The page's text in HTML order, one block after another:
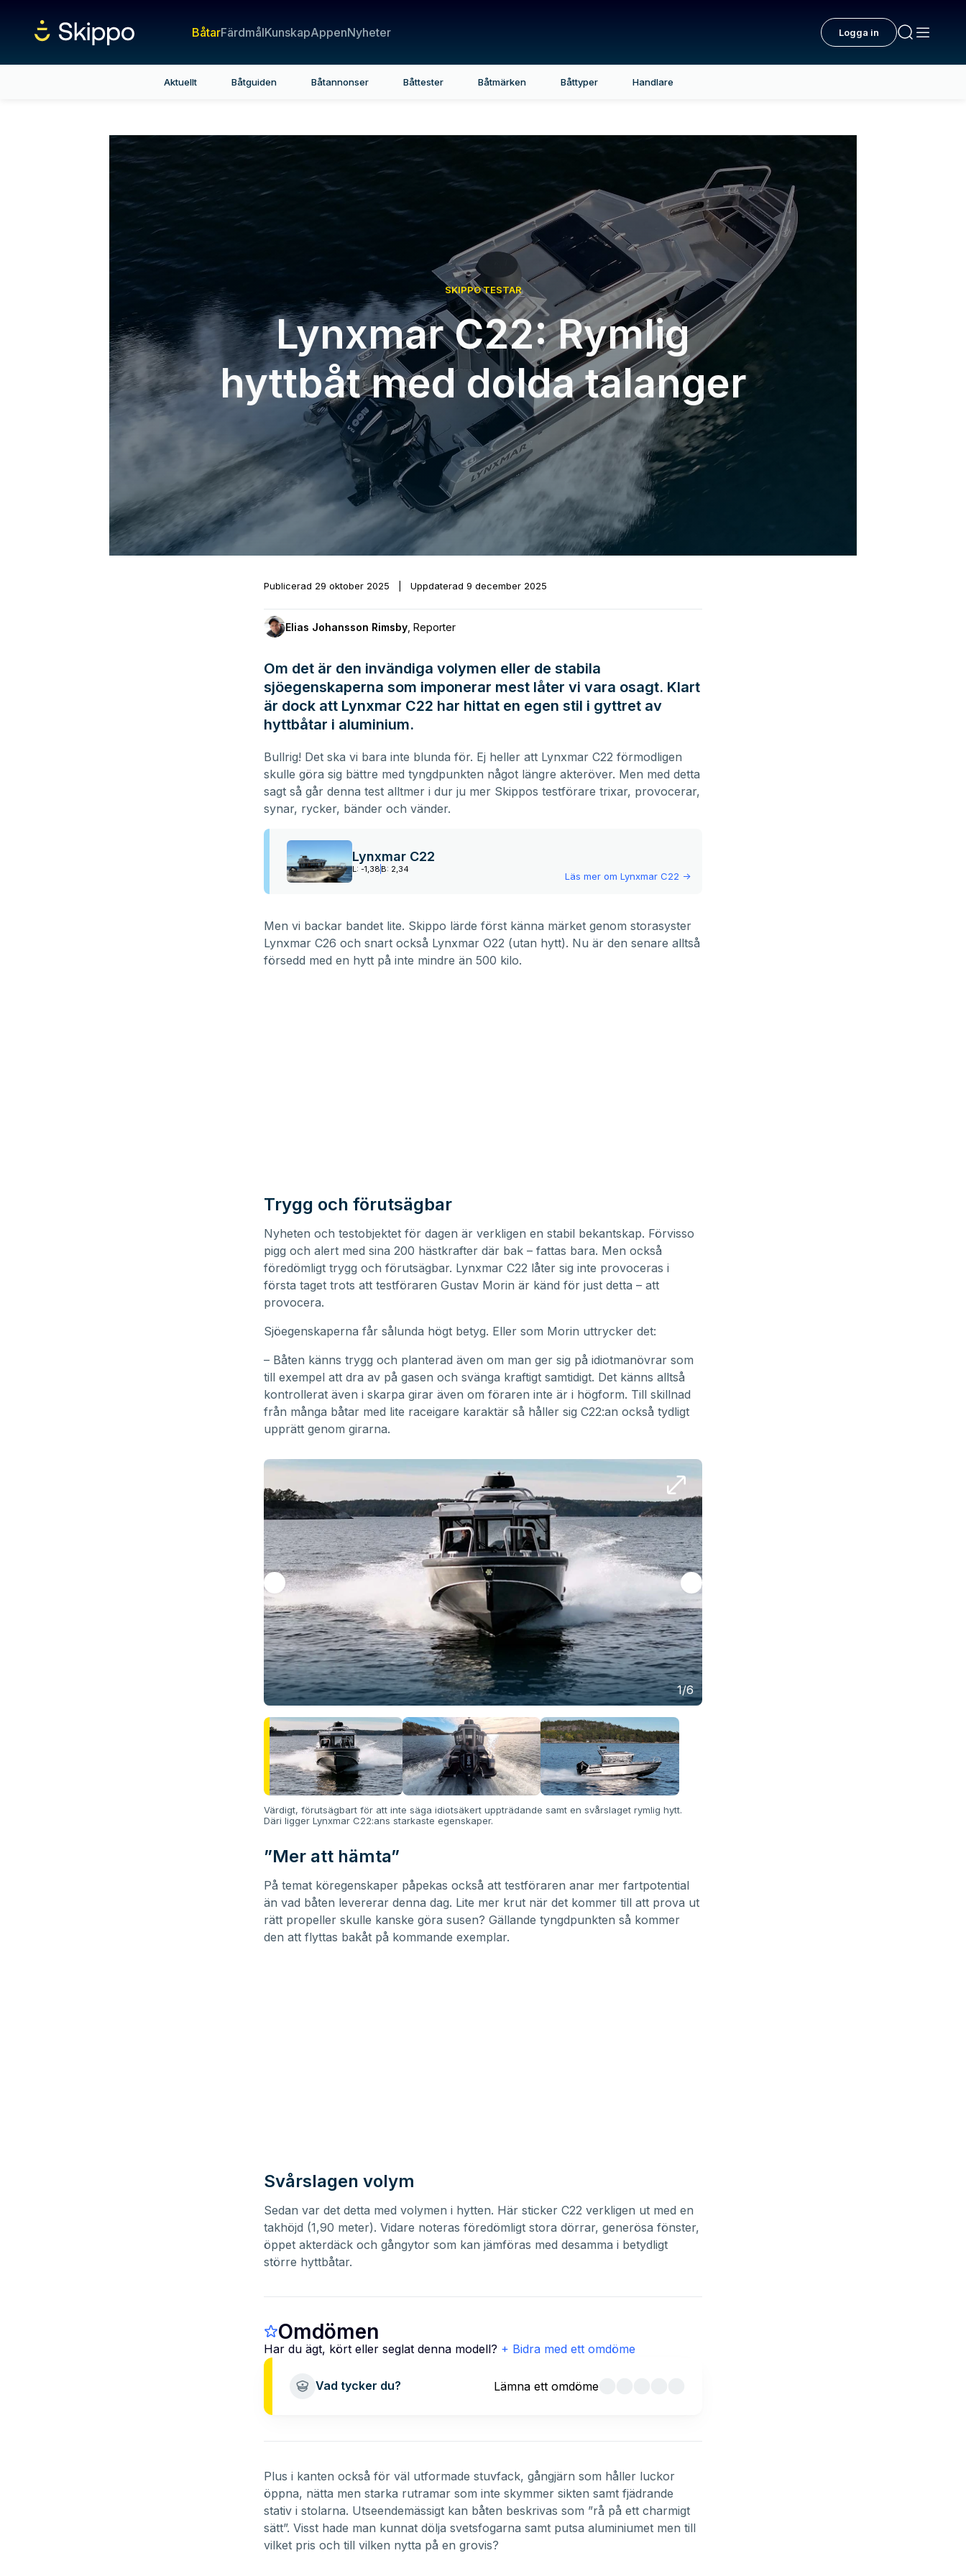
BåtarFärdmålKunskapAppenNyheter Logga in
Aktuellt Båtguiden Båtannonser Båttester Båtmärken Båttyper Handlare
SKIPPO TESTAR
Lynxmar C22: Rymlig
hyttbåt med dolda talanger
Publicerad 29 oktober 2025 Uppdaterad 9 december 2025
Elias Johansson Rimsby Reporter
Om det är den invändiga volymen eller de stabila
sjöegenskaperna som imponerar mest låter vi vara osagt. Klart
är dock att Lynxmar C22 har hittat en egen stil i gyttret av
hyttbåtar i aluminium.
Bullrig! Det ska vi bara inte blunda för. Ej heller att Lynxmar C22 förmodligen
skulle göra sig bättre med tyngdpunkten något längre akteröver. Men med detta
sagt så går denna test alltmer i dur ju mer Skippos testförare trixar, provocerar,
synar, rycker, bänder och vänder.
Lynxmar C22
L: -1,38 B: 2,34
Läs mer om Lynxmar C22 ->
Men vi backar bandet lite. Skippo lärde först känna märket genom storasyster
Lynxmar C26 och snart också Lynxmar O22 (utan hytt). Nu är den senare alltså
försedd med en hytt på inte mindre än 500 kilo.
Trygg och förutsägbar
Nyheten och testobjektet för dagen är verkligen en stabil bekantskap. Förvisso
pigg och alert med sina 200 hästkrafter där bak – fattas bara. Men också
föredömligt trygg och förutsägbar. Lynxmar C22 låter sig inte provoceras i
första taget trots att testföraren Gustav Morin är känd för just detta – att
provocera.
Sjöegenskaperna får sålunda högt betyg. Eller som Morin uttrycker det:
– Båten känns trygg och planterad även om man ger sig på idiotmanövrar som
till exempel att dra av på gasen och svänga kraftigt samtidigt. Det känns alltså
kontrollerat även i skarpa girar även om föraren inte är i högform. Till skillnad
från många båtar med lite raceigare karaktär så håller sig C22:an också tydligt
upprätt genom girarna.
1/6
Värdigt, förutsägbart för att inte säga idiotsäkert uppträdande samt en svårslaget rymlig hytt.
Däri ligger Lynxmar C22:ans starkaste egenskaper.
”Mer att hämta”
På temat köregenskaper påpekas också att testföraren anar mer fartpotential
än vad båten levererar denna dag. Lite mer krut när det kommer till att prova ut
rätt propeller skulle kanske göra susen? Gällande tyngdpunkten så kommer
den att flyttas bakåt på kommande exemplar.
Svårslagen volym
Sedan var det detta med volymen i hytten. Här sticker C22 verkligen ut med en
takhöjd (1,90 meter). Vidare noteras föredömligt stora dörrar, generösa fönster,
öppet akterdäck och gångytor som kan jämföras med desamma i betydligt
större hyttbåtar.
Omdömen
Har du ägt, kört eller seglat denna modell? + Bidra med ett omdöme
Vad tycker du? Lämna ett omdöme
Plus i kanten också för väl utformade stuvfack, gångjärn som håller luckor
öppna, nätta men starka rutramar som inte skymmer sikten samt fjädrande
stativ i stolarna. Utseendemässigt kan båten beskrivas som ”rå på ett charmigt
sätt”. Visst hade man kunnat dölja svetsfogarna samt putsa aluminiumet men till
vilket pris och till vilken nytta på en grovis?